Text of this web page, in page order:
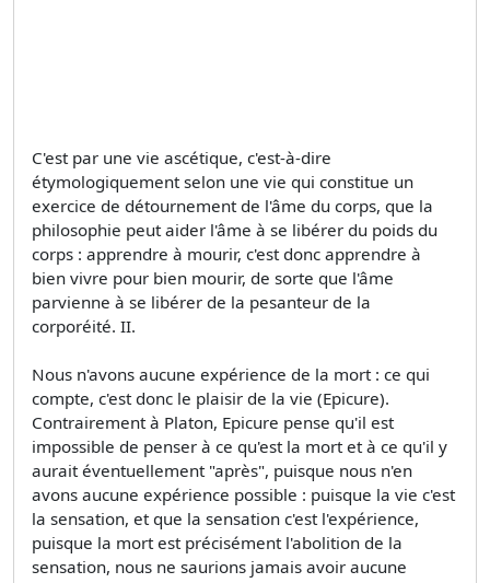
C'est par une vie ascétique, c'est-à-dire
étymologiquement selon une vie qui constitue un
exercice de détournement de l'âme du corps, que la
philosophie peut aider l'âme à se libérer du poids du
corps : apprendre à mourir, c'est donc apprendre à
bien vivre pour bien mourir, de sorte que l'âme
parvienne à se libérer de la pesanteur de la
corporéité. II.
Nous n'avons aucune expérience de la mort : ce qui
compte, c'est donc le plaisir de la vie (Epicure).
Contrairement à Platon, Epicure pense qu'il est
impossible de penser à ce qu'est la mort et à ce qu'il y
aurait éventuellement "après", puisque nous n'en
avons aucune expérience possible : puisque la vie c'est
la sensation, et que la sensation c'est l'expérience,
puisque la mort est précisément l'abolition de la
sensation, nous ne saurions jamais avoir aucune